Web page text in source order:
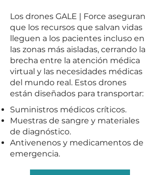
Los drones GALE | Force aseguran
que los recursos que salvan vidas
lleguen a los pacientes incluso en
las zonas más aisladas, cerrando la
brecha entre la atención médica
virtual y las necesidades médicas
del mundo real. Estos drones
están diseñados para transportar:
Suministros médicos críticos.
Muestras de sangre y materiales
de diagnóstico.
Antivenenos y medicamentos de
emergencia.